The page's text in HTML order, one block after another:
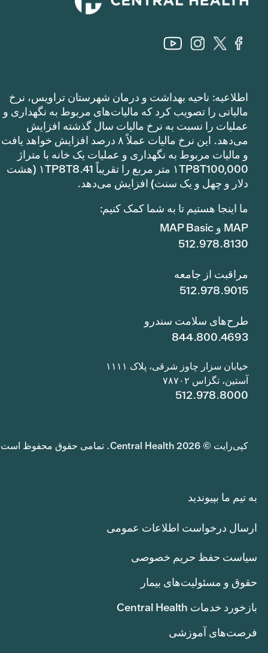
اطلاعیه: ناحیه بهداشت و درمان شهرستان تراویس، نرخ
مالیاتی را تصویب کرد که مالیات‌های مربوط به نگهداری و
عملیات را نسبت به نرخ مالیات سال گذشته افزایش
می‌دهد. این نرخ مالیات عملاً ۸ درصد افزایش خواهد یافت
و مالیات مربوط به نگهداری و عملیات یک خانه با متراژ
۱TP8T100,000 متر مربع را تقریباً ۱TP8T8.41 (هشت
دلار و چهل و یک سنت) افزایش می‌دهد.
ما اینجا هستیم تا به شما کمک کنیم:
MAP و MAP Basic
512.978.8130
مراقبت از جامعه
512.978.9015
طرح‌های سلامت سندرو
844.800.4693
خیابان سزار چاوز شرقی، پلاک ۱۱۱۱
آستین، تگزاس ۷۸۷۰۲
512.978.8000
کپی‌رایت © 2026 Central Health. تمامی حقوق محفوظ است.
به تیم ما بپیوندید
ارسال درخواست اطلاعات عمومی
سیاست حفظ حریم خصوصی
حقوق و مسئولیت‌های بیمار
بازخورد خدمات Central Health
فرصت‌های آموزشی